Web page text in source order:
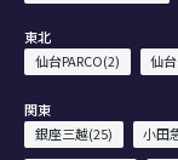
東北
仙台PARCO(2)
仙
関東
銀座三越(25)
小田